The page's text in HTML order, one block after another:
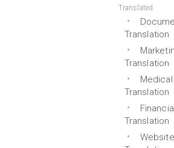
Translated
Translation
Translation
Medical
Translation
Translation
Website